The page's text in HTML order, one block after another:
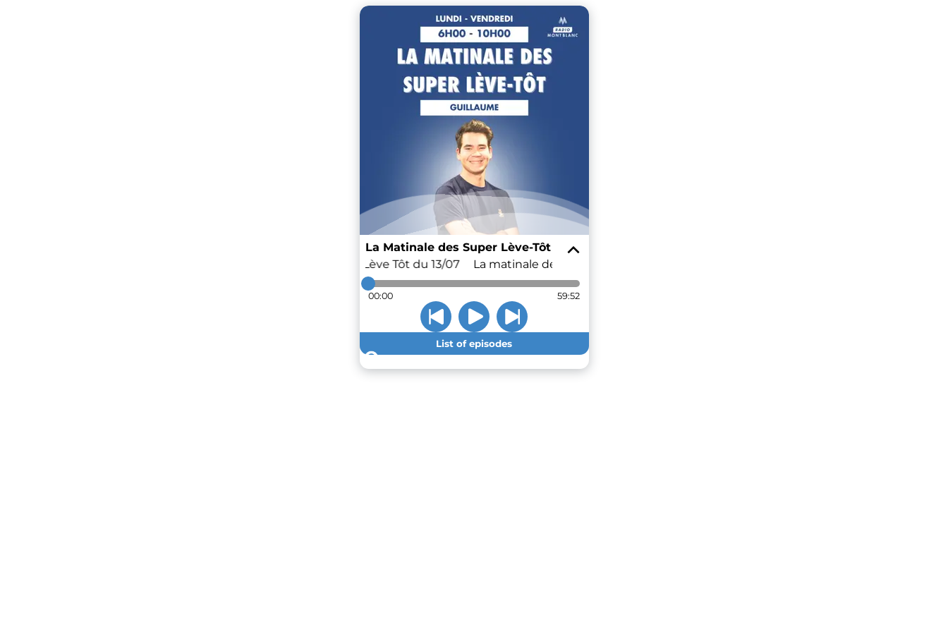
La Matinale des Super Lève-Tôt
La matinale des Super Lève Tôt du 13/07
La matinale des Super Lève Tôt du 13/07
00:00 59:52
List of episodes